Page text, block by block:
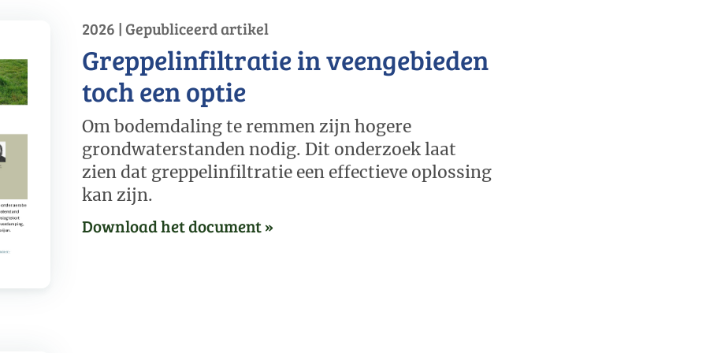
2026 | Gepubliceerd artikel
Greppelinfiltratie in veengebieden
toch een optie
Om bodemdaling te remmen zijn hogere
grondwaterstanden nodig. Dit onderzoek laat
zien dat greppelinfiltratie een effectieve oplossing
kan zijn.
Download het document »